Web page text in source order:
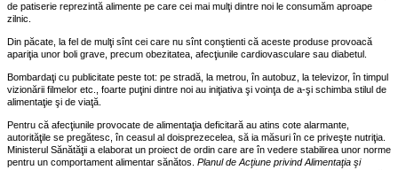
de patiserie reprezintă alimente pe care cei mai mulţi dintre noi le consumăm aproape
zilnic.
Din păcate, la fel de mulţi sînt cei care nu sînt conştienti că aceste produse provoacă
apariţia unor boli grave, precum obezitatea, afecţiunile cardiovasculare sau diabetul.
Bombardaţi cu publicitate peste tot: pe stradă, la metrou, în autobuz, la televizor, în timpul
vizionării filmelor etc., foarte puţini dintre noi au iniţiativa şi voinţa de a-şi schimba stilul de
alimentaţie şi de viaţă.
Pentru că afecţiunile provocate de alimentaţia deficitară au atins cote alarmante,
autorităţile se pregătesc, în ceasul al doisprezecelea, să ia măsuri în ce priveşte nutriţia.
Ministerul Sănătăţii a elaborat un proiect de ordin care are în vedere stabilirea unor norme
pentru un comportament alimentar sănătos. Planul de Acţiune privind Alimentaţia şi